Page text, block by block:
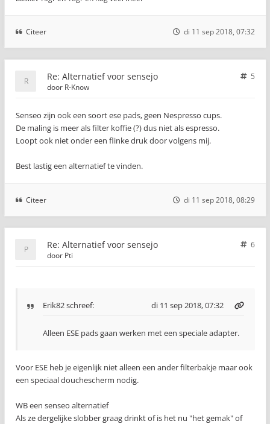
Citeer di 11 sep 2018, 07:32
Re: Alternatief voor sensejo
5
door R-Know
Senseo zijn ook een soort ese pads, geen Nespresso cups.
De maling is meer als filter koffie (?) dus niet als espresso.
Loopt ook niet onder een flinke druk door volgens mij.
Best lastig een alternatief te vinden.
Citeer di 11 sep 2018, 08:29
Re: Alternatief voor sensejo
6
door Pti
Erik82schreef: di 11 sep 2018, 07:32
Alleen ESE pads gaan werken met een speciale adapter.
Voor ESE heb je eigenlijk niet alleen een ander filterbakje maar ook
een speciaal douchescherm nodig.
WB een senseo alternatief
Als ze dergelijke slobber graag drinkt of is het nu "het gemak" of